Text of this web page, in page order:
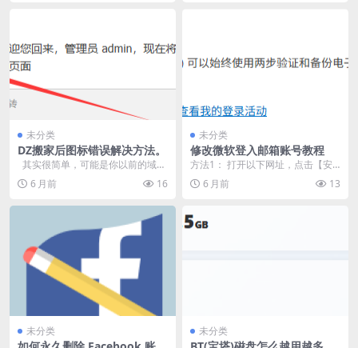
未分类
DZ搬家后图标错误解决方法。
其实很简单，可能是你以前的域名
是www.xxx.com 但是搬家...
6 月前 16
未分类
修改微软登入邮箱账号教程
方法1： 打开以下网址，点击【安
全】点击【管理登入方式】。 http
s://ac...
6 月前 13
未分类 未分类